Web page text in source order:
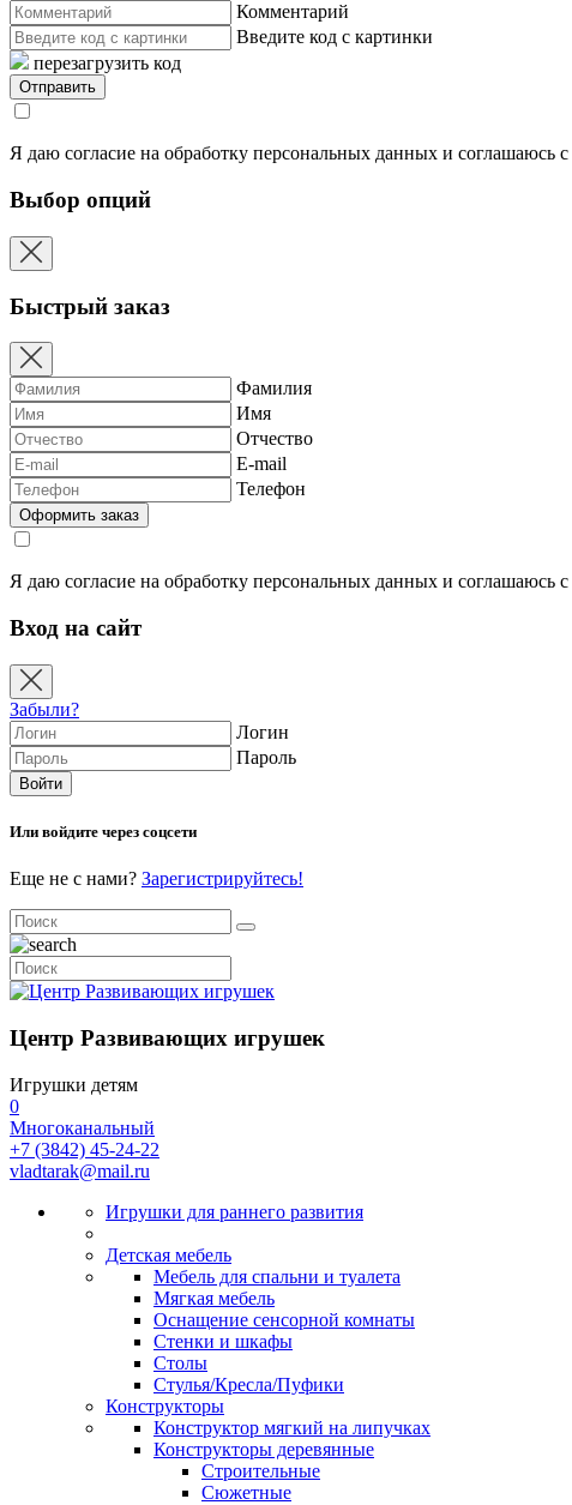
Комментарий
Введите код с картинки
перезагрузить код
Я даю согласие на обработку персональных данных и соглашаюсь с
Выбор опций
Быстрый заказ
Фамилия
Имя
Отчество
E-mail
Телефон
Я даю согласие на обработку персональных данных и соглашаюсь с
Вход на сайт
Забыли?
Логин
Пароль
Или войдите через соцсети
Еще не с нами? Зарегистрируйтесь!
Центр Развивающих игрушек
Игрушки детям
0
Многоканальный
+7 (3842) 45-24-22
vladtarak@mail.ru
Игрушки для раннего развития
Детская мебель
Мебель для спальни и туалета
Мягкая мебель
Оснащение сенсорной комнаты
Стенки и шкафы
Столы
Стулья/Кресла/Пуфики
Конструкторы
Конструктор мягкий на липучках
Конструкторы деревянные
Строительные
Сюжетные